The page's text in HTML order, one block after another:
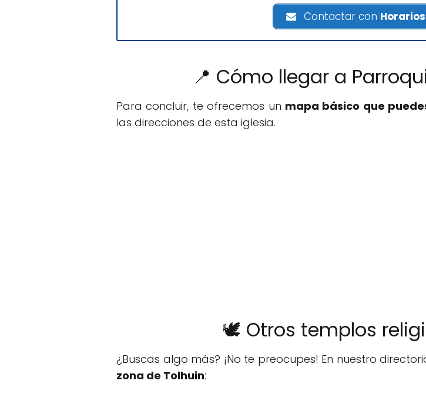
Contactar con
📍 Cómo llegar a
Para concluir, te ofrecemos un mapa básico que
las direcciones de esta iglesia.
🕊️ Otros templos
¿Buscas algo más? ¡No te preocupes! En nuestro
zona de Tolhuin: